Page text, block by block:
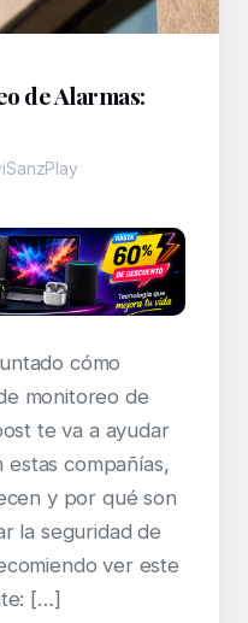
de Alarmas:
cómo
monitoreo de
te va a ayudar
compañías,
y por qué son
la seguridad de
ver este
[…]